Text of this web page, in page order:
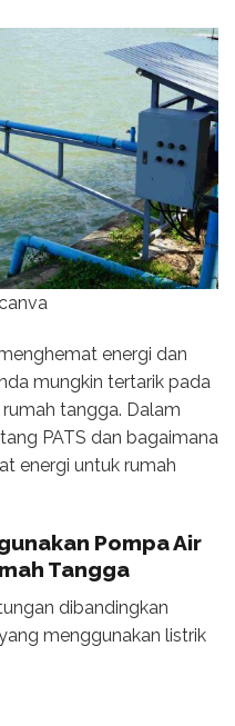
energi dan
mungkin tertarik pada
tangga. Dalam
PATS dan bagaimana
energi untuk rumah
Pompa Air
Tangga
dibandingkan
menggunakan listrik